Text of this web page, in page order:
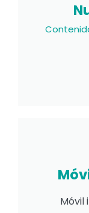
Móvil